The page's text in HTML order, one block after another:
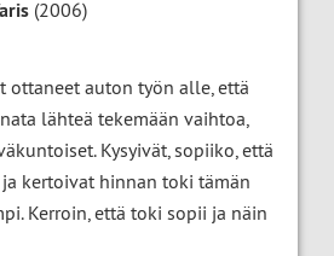
(2006)
ottaneet auton työn alle, että
lähteä tekemään vaihtoa,
Kysyivät, sopiiko, että
kertoivat hinnan toki tämän
Kerroin, että toki sopii ja näin